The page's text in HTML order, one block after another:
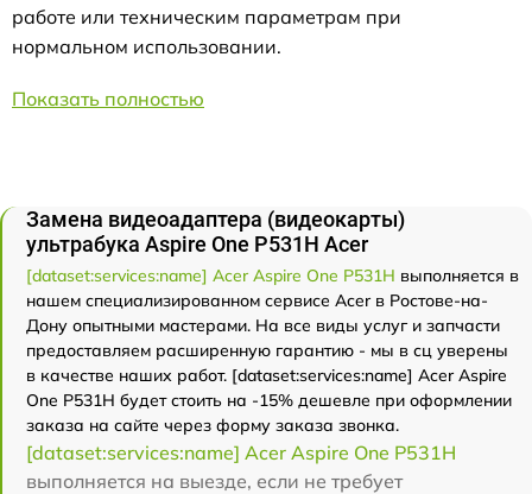
работе или техническим параметрам при
нормальном использовании.
Показать полностью
Замена видеоадаптера (видеокарты)
ультрабука Aspire One P531H Acer
[dataset:services:name] Acer Aspire One P531H выполняется в
нашем специализированном сервисе Acer в Ростове-на-
Дону опытными мастерами. На все виды услуг и запчасти
предоставляем расширенную гарантию - мы в сц уверены
в качестве наших работ. [dataset:services:name] Acer Aspire
One P531H будет стоить на -15% дешевле при оформлении
заказа на сайте через форму заказа звонка.
[dataset:services:name] Acer Aspire One P531H
выполняется на выезде, если не требует